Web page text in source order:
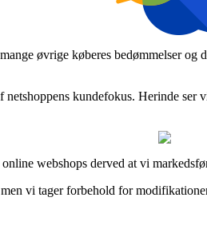
øvrige køberes bedømmelser
kundefokus. Herinde
webshops derved at vi
vi tager forbehold for